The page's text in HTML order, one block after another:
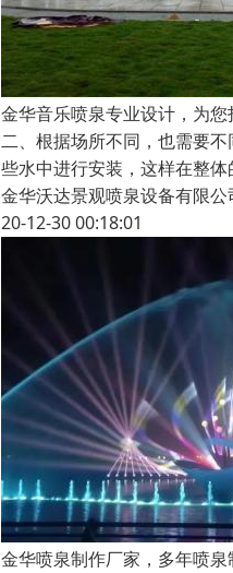
金华音乐喷泉专业设计，为
二、根据场所不同，也需要
些水中进行安装，这样在整
金华沃达景观喷泉设备有限公
20-12-30 00:18:01
金华喷泉制作厂家，多年喷泉